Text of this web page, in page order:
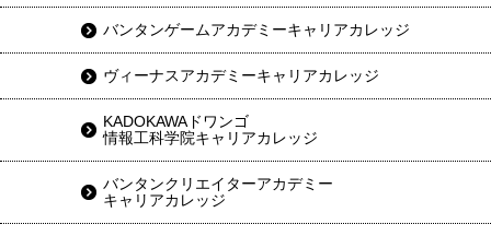
バンタンゲームアカデミーキャリアカレッジ
ヴィーナスアカデミーキャリアカレッジ
KADOKAWAドワンゴ
情報工科学院キャリアカレッジ
バンタンクリエイターアカデミー
キャリアカレッジ